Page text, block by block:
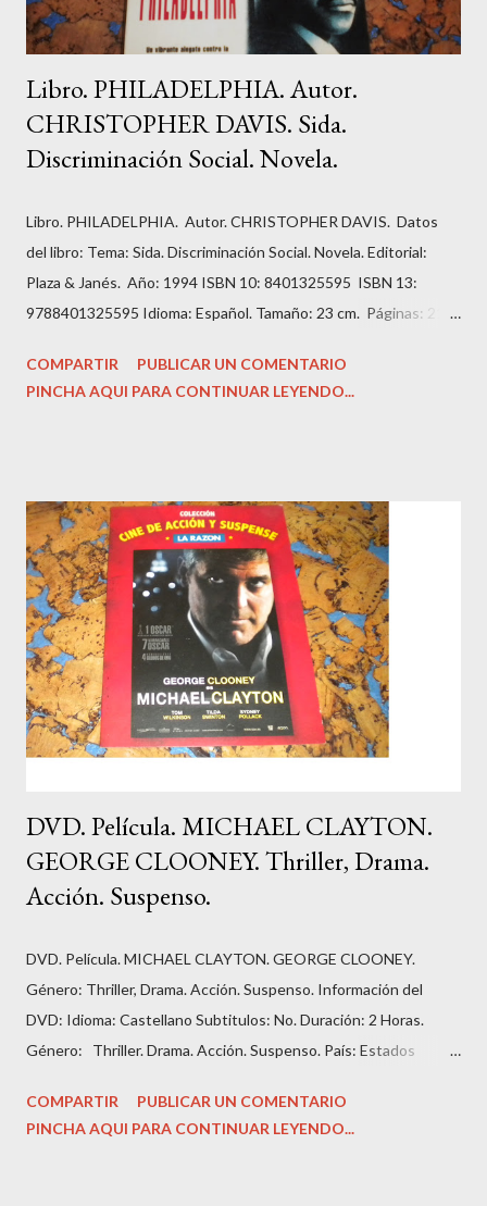
Libro. PHILADELPHIA. Autor.
CHRISTOPHER DAVIS. Sida.
Discriminación Social. Novela.
Libro. PHILADELPHIA. Autor. CHRISTOPHER DAVIS. Datos
del libro: Tema: Sida. Discriminación Social. Novela. Editorial:
Plaza & Janés. Año: 1994 ISBN 10: 8401325595 ISBN 13:
9788401325595 Idioma: Español. Tamaño: 23 cm. Páginas: 211.
imagen editorial. Condición: Bien. Hojas amarillentas por el
tiempo. Precio: 1.99 Euros. Andrew es un abogado prometedor
COMPARTIR
PUBLICAR UN COMENTARIO
PINCHA AQUI PARA CONTINUAR LEYENDO...
DVD. Película. MICHAEL CLAYTON.
GEORGE CLOONEY. Thriller, Drama.
Acción. Suspenso.
DVD. Película. MICHAEL CLAYTON. GEORGE CLOONEY.
Género: Thriller, Drama. Acción. Suspenso. Información del
DVD: Idioma: Castellano Subtitulos: No. Duración: 2 Horas.
Género: Thriller. Drama. Acción. Suspenso. País: Estados
‎Tony Gilroy. Guión: Tony Gilroy. Fecha de lanzamiento: ‎ 2007.
Actores: ‎George Clooney, Ton Wilkinson, Tilda Swinton...
COMPARTIR
PUBLICAR UN COMENTARIO
PINCHA AQUI PARA CONTINUAR LEYENDO...